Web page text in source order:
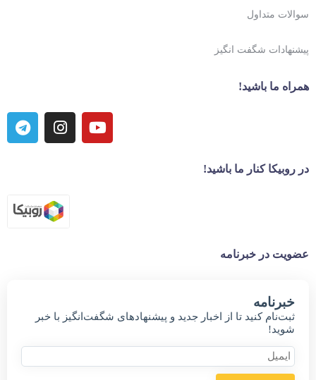
سوالات متداول
پیشنهادات شگفت انگیز
همراه ما باشید!
در روبیکا کنار ما باشید!
عضویت در خبرنامه
خبر‌نامه
ثبت‌نام کنید تا از اخبار جدید و پیشنهاد‌های شگفت‌انگیز با خبر
شوید!